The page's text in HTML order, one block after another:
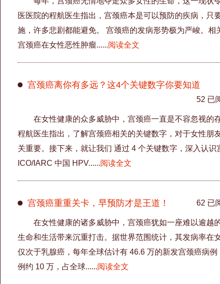
医医院的程航医生指出，宫颈癌本是可以预防的疾病，只
施，许多悲剧都能避免。 宫颈癌的发病形势极为严峻。相
宫颈癌在女性恶性肿瘤......阅读全文
宫颈癌离你有多远？这4个关键数字你要知道
52 已
在女性健康的众多威胁中，宫颈癌一直是不容忽视的
程航医生指出，了解宫颈癌相关的关键数字，对于女性朋
关重要。接下来，就让我们 通过 4 个关键数字，深入认识
ICO/IARC 中国 HPV......阅读全文
宫颈癌重重关卡，早预防才是王道！ 62 已
在女性健康的诸多威胁中，宫颈癌犹如一座难以逾越
生命和生活带来沉重打击。据世界范围统计，其发病率在
仅次于乳腺癌，每年全球估计有 46.6 万的新发宫颈癌病
例约 10 万，占全球......阅读全文